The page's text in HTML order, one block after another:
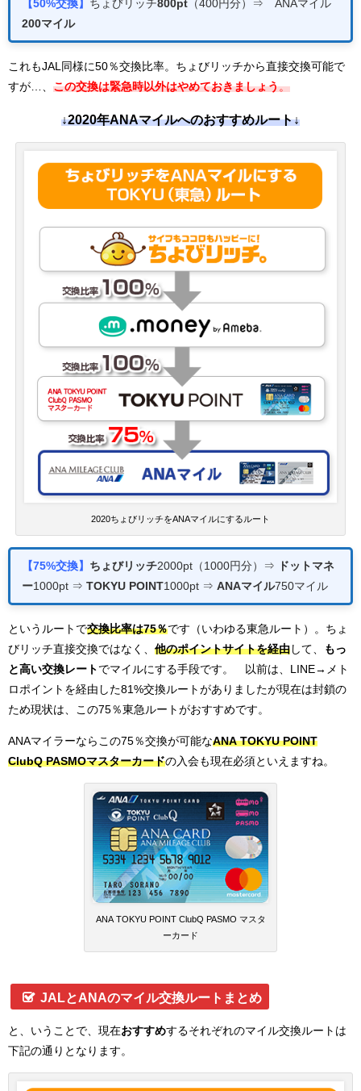
【50%交換】 ちょびリッチ800pt （400円分）⇒ ANAマイル
200マイル
これもJAL同様に50％交換比率。ちょびリッチから直接交換可能で
すが…、 この交換は緊急時以外はやめておきましょう。
↓2020年ANAマイルへのおすすめルート↓
2020ちょびリッチをANAマイルにするルート
【75%交換】 ちょびリッチ2000pt（1000円分）⇒
ドットマネ
ー1000pt ⇒ TOKYU POINT1000pt ⇒ ANAマイル750マイル
というルートで交換比率は75％です（いわゆる東急ルート）。ちょ
びリッチ直接交換ではなく、 他のポイントサイトを経由 して、
もっ
と高い交換レート でマイルにする手段です。 以前は、LINE→メト
ロポイントを経由した81%交換ルートがありましたが現在は封鎖の
ため現状は、この75％東急ルートがおすすめです。
ANAマイラーならこの75％交換が可能なANA TOKYU POINT
ClubQ PASMOマスターカードの入会も現在必須といえますね。
ANA TOKYU POINT ClubQ PASMO マスタ
ーカード
JALとANAのマイル交換ルートまとめ
と、いうことで、現在おすすめするそれぞれのマイル交換ルートは
下記の通りとなります。